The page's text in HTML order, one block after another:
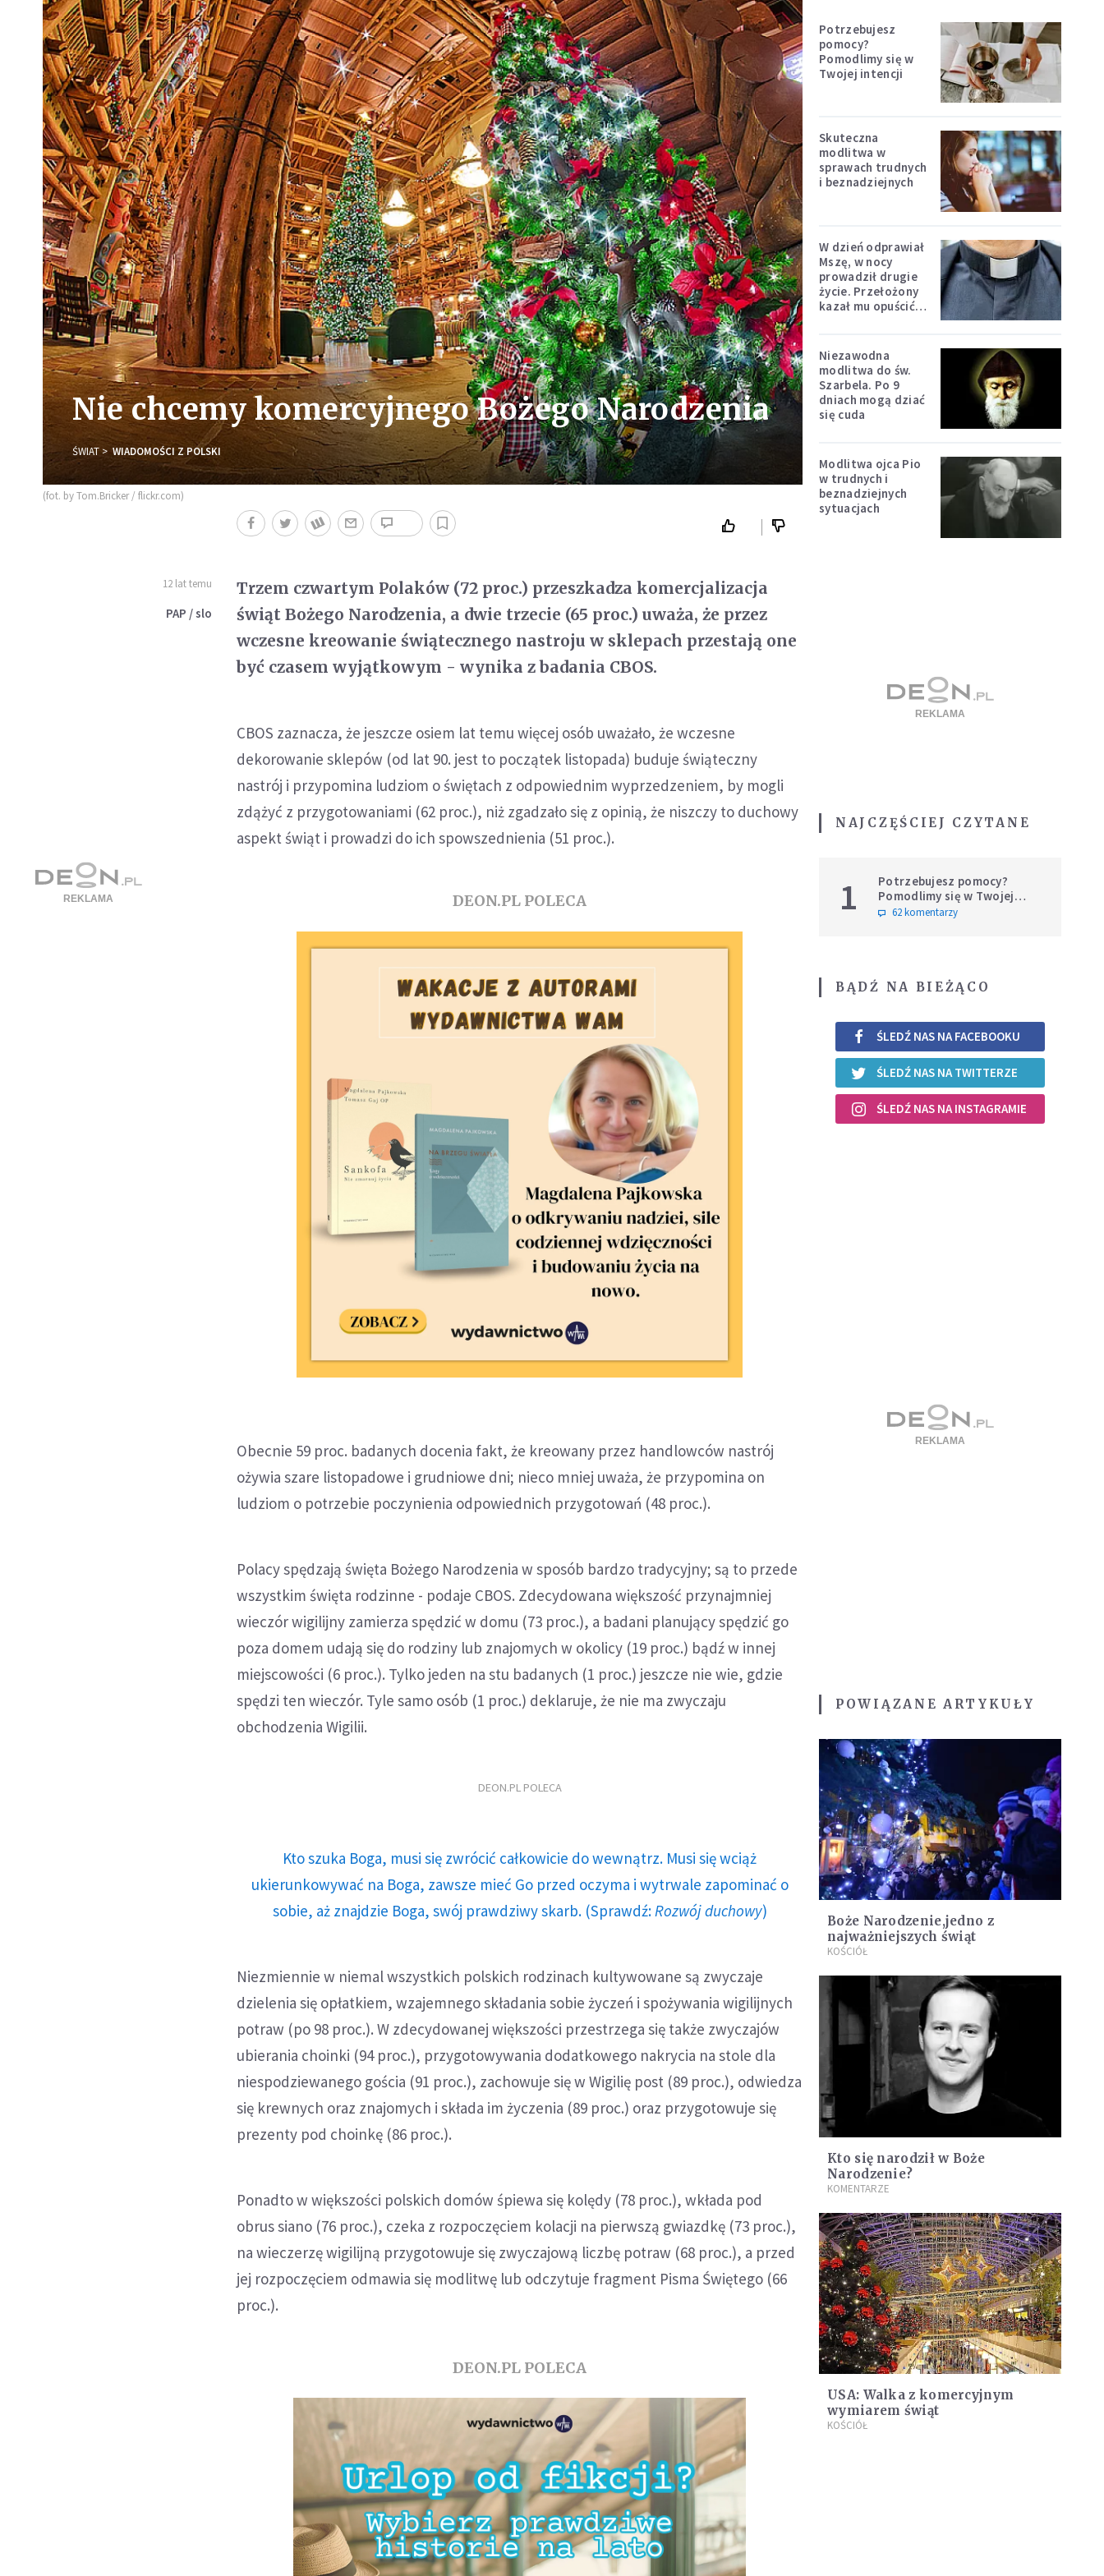
Nie chcemy komercyjnego Bożego Narodzenia
ŚWIAT WIADOMOŚCI Z POLSKI
(fot. by Tom.Bricker / flickr.com)
12 lat temu
PAP / slo
Trzem czwartym Polaków (72 proc.) przeszkadza komercjalizacja
świąt Bożego Narodzenia, a dwie trzecie (65 proc.) uważa, że przez
wczesne kreowanie świątecznego nastroju w sklepach przestają one
być czasem wyjątkowym - wynika z badania CBOS.
CBOS zaznacza, że jeszcze osiem lat temu więcej osób uważało, że wczesne
dekorowanie sklepów (od lat 90. jest to początek listopada) buduje świąteczny
nastrój i przypomina ludziom o świętach z odpowiednim wyprzedzeniem, by mogli
zdążyć z przygotowaniami (62 proc.), niż zgadzało się z opinią, że niszczy to duchowy
aspekt świąt i prowadzi do ich spowszednienia (51 proc.).
DEON.PL POLECA
Obecnie 59 proc. badanych docenia fakt, że kreowany przez handlowców nastrój
ożywia szare listopadowe i grudniowe dni; nieco mniej uważa, że przypomina on
ludziom o potrzebie poczynienia odpowiednich przygotowań (48 proc.).
Polacy spędzają święta Bożego Narodzenia w sposób bardzo tradycyjny; są to przede
wszystkim święta rodzinne - podaje CBOS. Zdecydowana większość przynajmniej
wieczór wigilijny zamierza spędzić w domu (73 proc.), a badani planujący spędzić go
poza domem udają się do rodziny lub znajomych w okolicy (19 proc.) bądź w innej
miejscowości (6 proc.). Tylko jeden na stu badanych (1 proc.) jeszcze nie wie, gdzie
spędzi ten wieczór. Tyle samo osób (1 proc.) deklaruje, że nie ma zwyczaju
obchodzenia Wigilii.
DEON.PL POLECA
Kto szuka Boga, musi się zwrócić całkowicie do wewnątrz. Musi się wciąż
ukierunkowywać na Boga, zawsze mieć Go przed oczyma i wytrwale zapominać o
sobie, aż znajdzie Boga, swój prawdziwy skarb. (Sprawdź: Rozwój duchowy)
Niezmiennie w niemal wszystkich polskich rodzinach kultywowane są zwyczaje
dzielenia się opłatkiem, wzajemnego składania sobie życzeń i spożywania wigilijnych
potraw (po 98 proc.). W zdecydowanej większości przestrzega się także zwyczajów
ubierania choinki (94 proc.), przygotowywania dodatkowego nakrycia na stole dla
niespodziewanego gościa (91 proc.), zachowuje się w Wigilię post (89 proc.), odwiedza
się krewnych oraz znajomych i składa im życzenia (89 proc.) oraz przygotowuje się
prezenty pod choinkę (86 proc.).
Ponadto w większości polskich domów śpiewa się kolędy (78 proc.), wkłada pod
obrus siano (76 proc.), czeka z rozpoczęciem kolacji na pierwszą gwiazdkę (73 proc.),
na wieczerzę wigilijną przygotowuje się zwyczajową liczbę potraw (68 proc.), a przed
jej rozpoczęciem odmawia się modlitwę lub odczytuje fragment Pisma Świętego (66
proc.).
DEON.PL POLECA
Potrzebujesz
pomocy?
Pomodlimy się w
Twojej intencji
Skuteczna
modlitwa w
sprawach trudnych
i beznadziejnych
W dzień odprawiał
Mszę, w nocy
prowadził drugie
życie. Przełożony
kazał mu opuścić
Niezawodna
modlitwa do św.
Szarbela. Po 9
dniach mogą dziać
się cuda
Modlitwa ojca Pio
w trudnych i
beznadziejnych
sytuacjach
NAJCZĘŚCIEJ CZYTANE
1
Potrzebujesz pomocy?
Pomodlimy się w Twojej
intencji
62 komentarzy
BĄDŹ NA BIEŻĄCO
ŚLEDŹ NAS NA FACEBOOKU
ŚLEDŹ NAS NA TWITTERZE
ŚLEDŹ NAS NA INSTAGRAMIE
POWIĄZANE ARTYKUŁY
Boże Narodzenie,jedno z
najważniejszych świąt
KOŚCIÓŁ
Kto się narodził w Boże
Narodzenie?
KOMENTARZE
USA: Walka z komercyjnym
wymiarem świąt
KOŚCIÓŁ